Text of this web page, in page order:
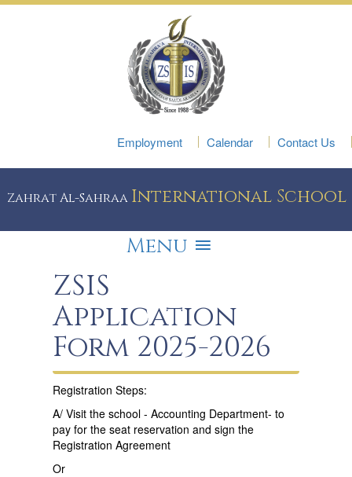
Contact Us
Calendar
Employment
Zahrat Al-Sahraa International School
Menu
ZSIS
Application
Form 2025-2026
Registration Steps:
A/ Visit the school - Accounting Department- to
pay for the seat reservation and sign the
Registration Agreement
Or